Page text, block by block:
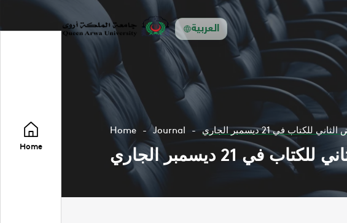
العربية
Home
Home Journal في 21 ديسمبر الجاري
21 ديسمبر الجاري